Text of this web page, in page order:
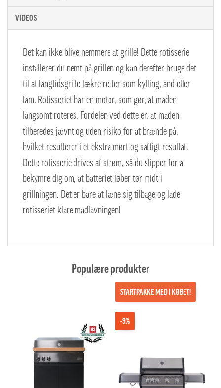
VIDEOS
Det kan ikke blive nemmere at grille! Dette rotisserie
installerer du nemt på grillen og kan derefter bruge det
til at langtidsgrille lækre retter som kylling, and eller
lam. Rotisseriet har en motor, som gør, at maden
langsomt roteres. Fordelen ved dette er, at maden
tilberedes jævnt og uden risiko for at brænde på,
hvilket resulterer i et ekstra mørt og saftigt resultat.
Dette rotisserie drives af strøm, så du slipper for at
bekymre dig om, at batteriet løber tør midt i
grillningen. Det er bare at læne sig tilbage og lade
rotisseriet klare madlavningen!
Populære produkter
-9%
STARTPAKKE MED I KØBET!